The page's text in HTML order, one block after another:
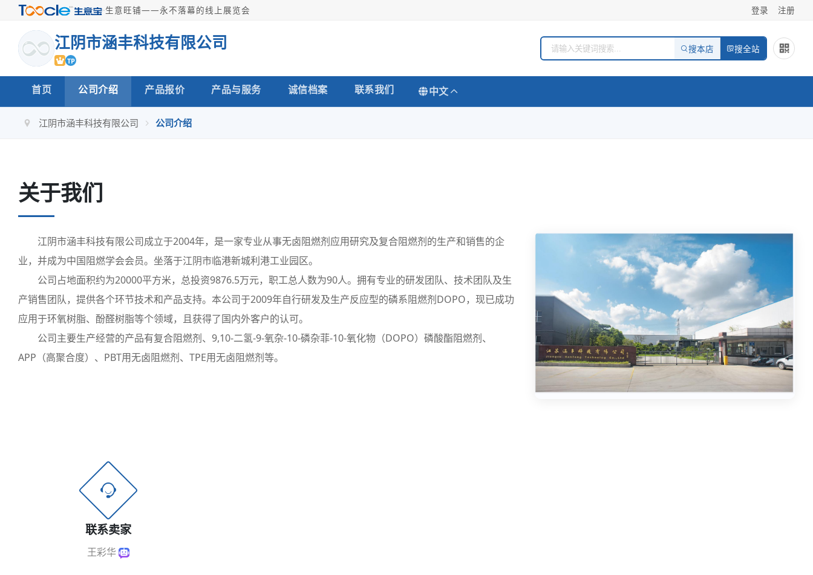
·生意旺铺——永不落幕的线上展览会 登录 注册
江阴市涵丰科技有限公司
TP
搜本店 搜全站
首页 公司介绍 产品报价 产品与服务 诚信档案 联系我们 中文
江阴市涵丰科技有限公司 公司介绍
关于我们
江阴市涵丰科技有限公司成立于2004年，是一家专业从事无卤阻燃剂应用研究及复合阻燃剂的生产和销售的企
业，并成为中国阻燃学会会员。坐落于江阴市临港新城利港工业园区。
公司占地面积约为20000平方米，总投资9876.5万元，职工总人数为90人。拥有专业的研发团队、技术团队及生
产销售团队，提供各个环节技术和产品支持。本公司于2009年自行研发及生产反应型的磷系阻燃剂DOPO，现已成功
应用于环氧树脂、酚醛树脂等个领域，且获得了国内外客户的认可。
公司主要生产经营的产品有复合阻燃剂、9,10-二氢-9-氧杂-10-磷杂菲-10-氧化物（DOPO）磷酸酯阻燃剂、
APP（高聚合度）、PBT用无卤阻燃剂、TPE用无卤阻燃剂等。
联系卖家
王彩华